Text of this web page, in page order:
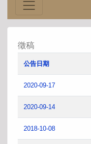
徵稿
公告日期
2020-09-17
2020-09-14
2018-10-08